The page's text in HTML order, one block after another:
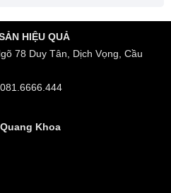
HIỆU QUẢ
78 Duy Tân, Dịch Vọng, Cầu
Khoa